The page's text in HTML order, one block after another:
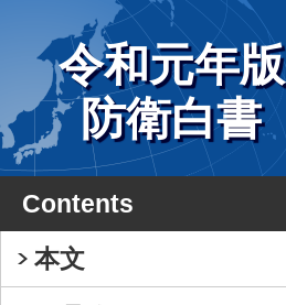
令和元年版
防衛白書
Contents
本文